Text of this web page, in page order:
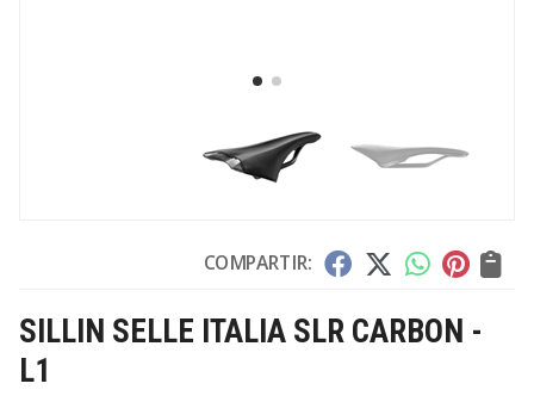
COMPARTIR:
SILLIN SELLE ITALIA SLR CARBON -
L1